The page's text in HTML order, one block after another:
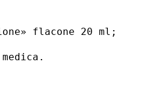
flacone 20 ml;
medica.